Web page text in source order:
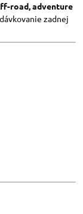
road, adventure
zadnej